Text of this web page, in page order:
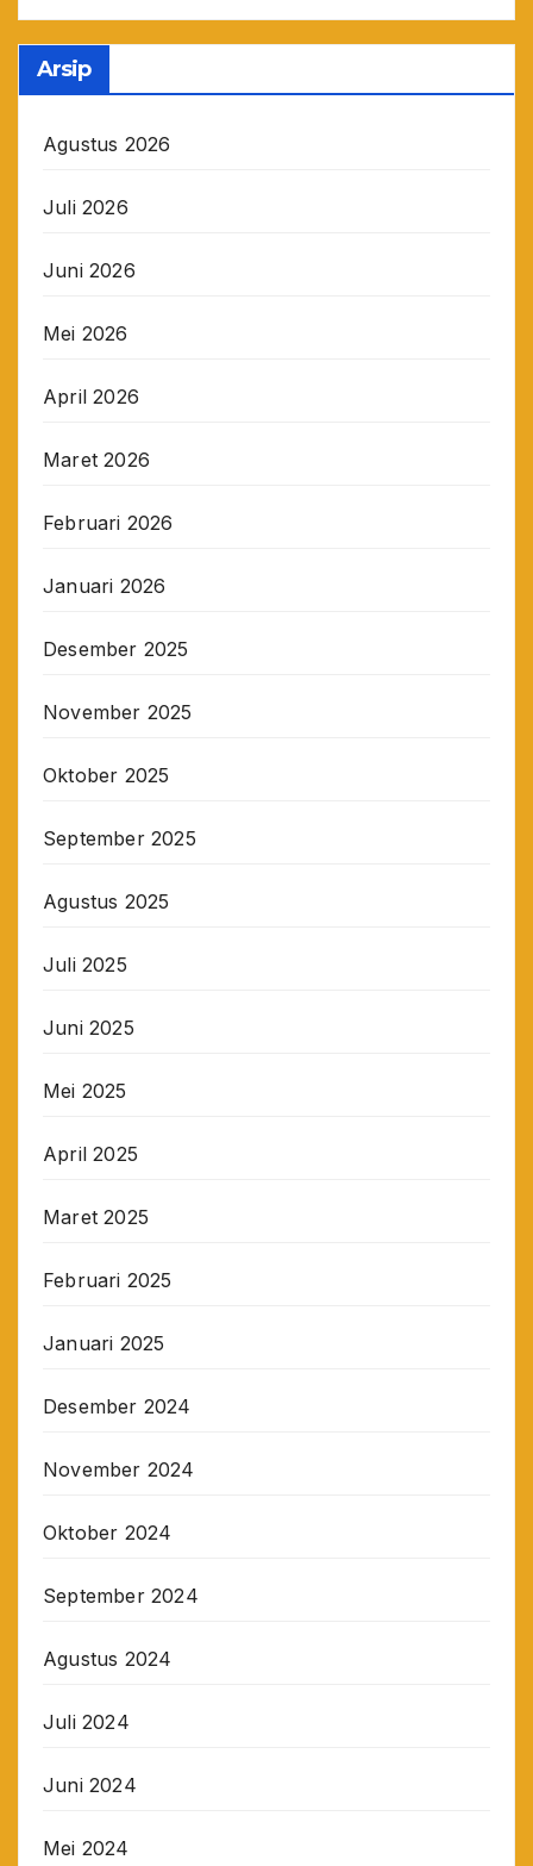
Arsip
Agustus 2026
Juli 2026
Juni 2026
Mei 2026
April 2026
Maret 2026
Februari 2026
Januari 2026
Desember 2025
November 2025
Oktober 2025
September 2025
Agustus 2025
Juli 2025
Juni 2025
Mei 2025
April 2025
Maret 2025
Februari 2025
Januari 2025
Desember 2024
November 2024
Oktober 2024
September 2024
Agustus 2024
Juli 2024
Juni 2024
Mei 2024